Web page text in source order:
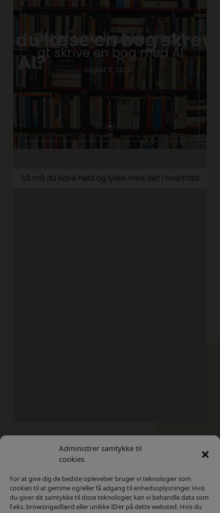
Administrer samtykke til
cookies
For at give dig de bedste oplevelser bruger vi teknologier som
cookies til at gemme og/eller få adgang til enhedsoplysninger. Hvis
du giver dit samtykke til disse teknologier, kan vi behandle data som
f.eks. browsingadfærd eller unikke ID'er på dette websted. Hvis du
Det er virkelig ikke smart
at skrive en bog med AI
august 3, 2026
Så må du have held og lykke med det i hvertfald
Kontakt